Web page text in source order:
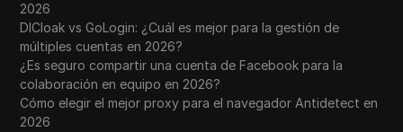
2026
DICloak vs GoLogin: ¿Cuál es mejor para la gestión de
múltiples cuentas en 2026?
¿Es seguro compartir una cuenta de Facebook para la
colaboración en equipo en 2026?
Cómo elegir el mejor proxy para el navegador Antidetect en
2026